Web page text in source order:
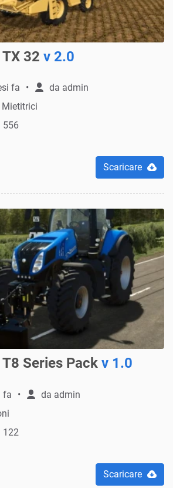
32 v 2.0
fa da admin
Mietitrici
556
Scaricare
Series Pack v 1.0
fa da admin
122
Scaricare